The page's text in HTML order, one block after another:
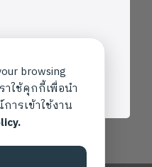
browsing
าใช้คุกกี้เพื่อนำ
ารเข้าใช้งาน